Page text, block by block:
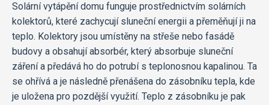
Solární vytápění domu funguje prostřednictvím solárních
kolektorů, které zachycují sluneční energii a přeměňují ji na
teplo. Kolektory jsou umístěny na střeše nebo fasádě
budovy a obsahují absorbér, který absorbuje sluneční
záření a předává ho do potrubí s teplonosnou kapalinou. Ta
se ohřívá a je následně přenášena do zásobníku tepla, kde
je uložena pro pozdější využití. Teplo z zásobníku je pak